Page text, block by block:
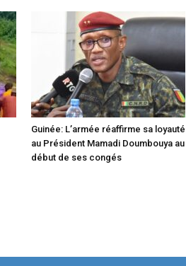
Guinée: L’armée réaffirme sa loyauté
au Président Mamadi Doumbouya au
début de ses congés